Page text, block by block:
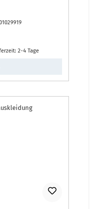
Preis:
2-4 Tage